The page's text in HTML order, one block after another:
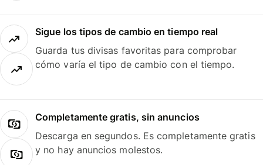
Sigue los tipos de cambio en tiempo real
Guarda tus divisas favoritas para comprobar
cómo varía el tipo de cambio con el tiempo.
Completamente gratis, sin anuncios
Descarga en segundos. Es completamente gratis
y no hay anuncios molestos.